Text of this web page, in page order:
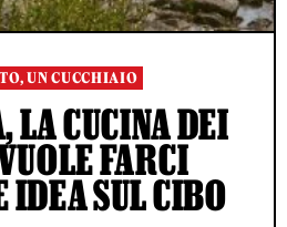
UN CUCCHIAIO
LA CUCINA DEI
FARCI
IDEA SUL CIBO